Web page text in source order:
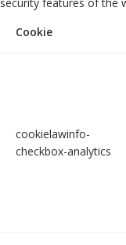
Cookie
cookielawinfo-
checkbox-analytics